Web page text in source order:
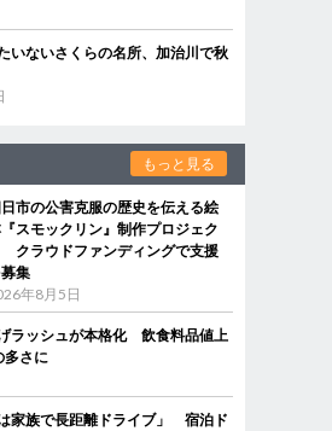
いないさくらの名所、加治川で秋
もっと見る
市の公害克服の歴史を伝える絵
スモックリン』制作プロジェク
クラウドファンディングで支援
集
年8月5日
げラッシュが本格化 飲食料品値上
多さに
家族で長距離ドライブ」 宿泊ド